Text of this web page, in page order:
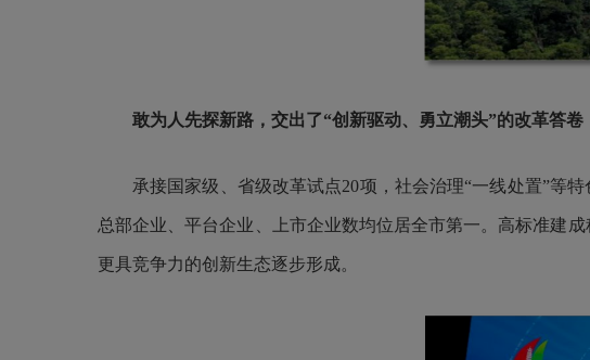
敢为人先探新路，交出了“创新驱动、勇立潮头”的改革答卷
承接国家级、省级改革试点20项，社会治理“一线处置”等
总部企业、平台企业、上市企业数均位居全市第一。高标准建
更具竞争力的创新生态逐步形成。